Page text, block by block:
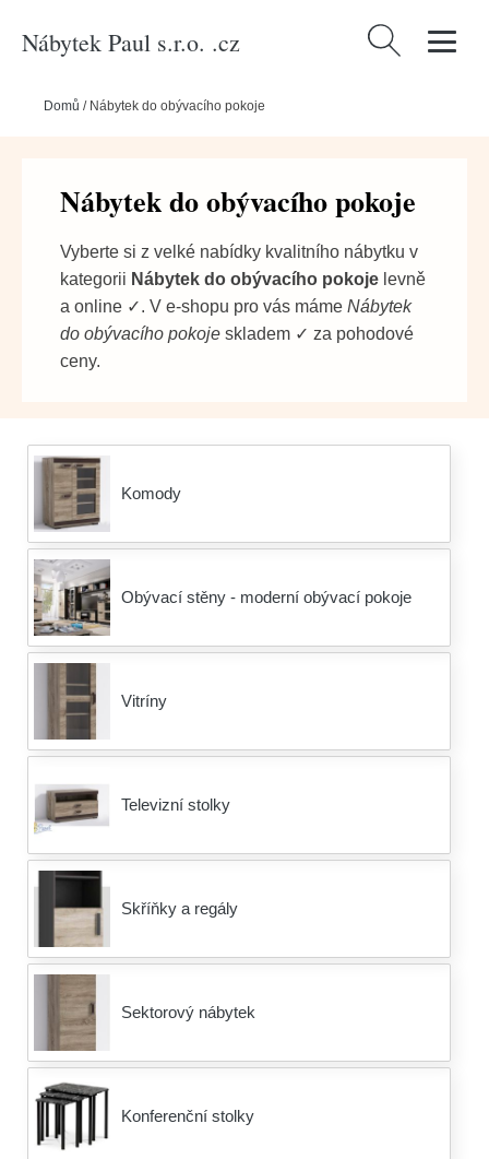
Nábytek Paul s.r.o. .cz Vyhledávání
Domů / Nábytek do obývacího pokoje
Nábytek do obývacího pokoje
Vyberte si z velké nabídky kvalitního nábytku v
kategorii Nábytek do obývacího pokoje levně
a online ✓. V e-shopu pro vás máme Nábytek
do obývacího pokoje skladem ✓ za pohodové
ceny.
Komody
Obývací stěny - moderní obývací pokoje
Vitríny
Televizní stolky
Skříňky a regály
Sektorový nábytek
Konferenční stolky